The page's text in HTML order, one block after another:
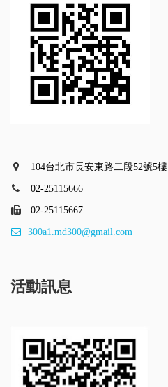
104台北市長安東路二段52號5樓
02-25115666
02-25115667
300a1.md300@gmail.com
活動訊息